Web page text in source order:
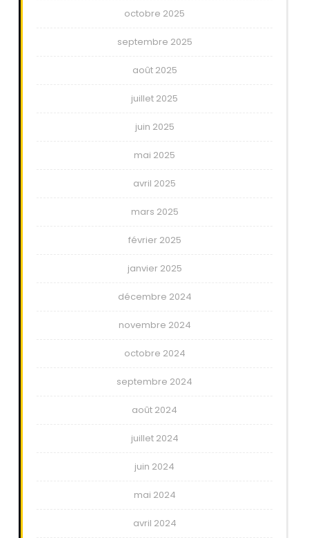
octobre 2025
septembre 2025
août 2025
juillet 2025
juin 2025
mai 2025
avril 2025
mars 2025
février 2025
janvier 2025
décembre 2024
novembre 2024
octobre 2024
septembre 2024
août 2024
juillet 2024
juin 2024
mai 2024
avril 2024